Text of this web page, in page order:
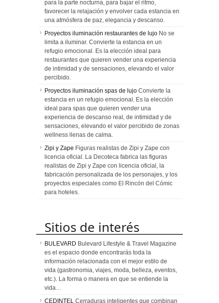
para la parte nocturna, para bajar el ritmo,
favorecer la relajación y envolver cada estancia en
una atmósfera de paz, elegancia y descanso.
Proyectos iluminación restaurantes de lujo No se
limita a iluminar. Convierte la estancia en un
refugio emocional. Es la elección ideal para
restaurantes que quieren vender una experiencia
de intimidad y de sensaciones, elevando el valor
percibido.
Proyectos iluminación spas de lujo Convierte la
estancia en un refugio emocional. Es la elección
ideal para spas que quieren vender una
experiencia de descanso real, de intimidad y de
sensaciones, elevando el valor percibido de zonas
wellness llenas de calma.
Zipi y Zape Figuras realistas de Zipi y Zape con
licencia oficial. La Decoteca fabrica las figuras
realistas de Zipi y Zape con licencia oficial, la
fabricación personalizada de los personajes, y los
proyectos especiales como El Rincón del Cómic
para hoteles.
Sitios de interés
BULEVARD Bulevard Lifestyle & Travel Magazine
es el espacio donde encontrarás toda la
información relacionada con el mejor estilo de
vida (gastronomia, viajes, moda, belleza, eventos,
etc.). La forma o manera en que se entiende la
vida…
CEDINTEL Cerraduras inteligentes que combinan